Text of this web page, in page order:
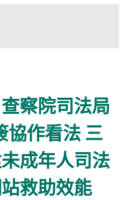
察院司法局
協作看法 三
成年人司法
救助效能